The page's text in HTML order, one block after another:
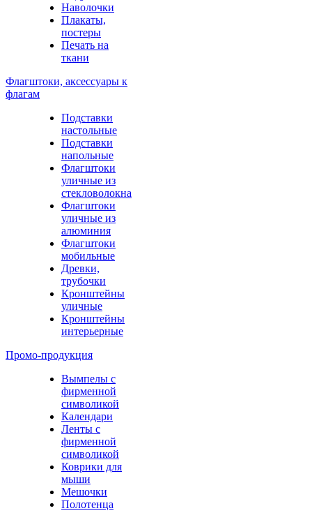
Наволочки
Плакаты,
постеры
Печать на
ткани
Флагштоки, аксессуары к
флагам
Подставки
настольные
Подставки
напольные
Флагштоки
уличные из
стекловолокна
Флагштоки
уличные из
алюминия
Флагштоки
мобильные
Древки,
трубочки
Кронштейны
уличные
Кронштейны
интерьерные
Промо-продукция
Вымпелы с
фирменной
символикой
Календари
Ленты с
фирменной
символикой
Коврики для
мыши
Мешочки
Полотенца